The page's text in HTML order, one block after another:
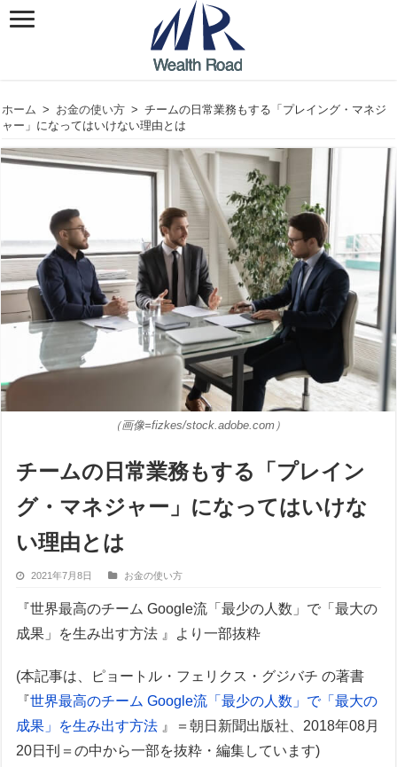
ホーム > お金の使い方 > チームの日常業務もする「プレイング・マネジ
ャー」になってはいけない理由とは
（画像=fizkes/stock.adobe.com）
チームの日常業務もする「プレイン
グ・マネジャー」になってはいけな
い理由とは
2021年7月8日 お金の使い方
『世界最高のチーム Google流「最少の人数」で「最大の
成果」を生み出す方法 』より一部抜粋
(本記事は、ピョートル・フェリクス・グジバチ の著書
『世界最高のチーム Google流「最少の人数」で「最大の
成果」を生み出す方法 』＝朝日新聞出版社、2018年08月
20日刊＝の中から一部を抜粋・編集しています)